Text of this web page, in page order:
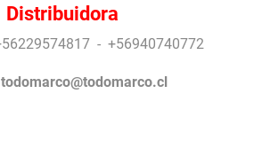
Distribuidora
- +56940740772
todomarco@todomarco.cl